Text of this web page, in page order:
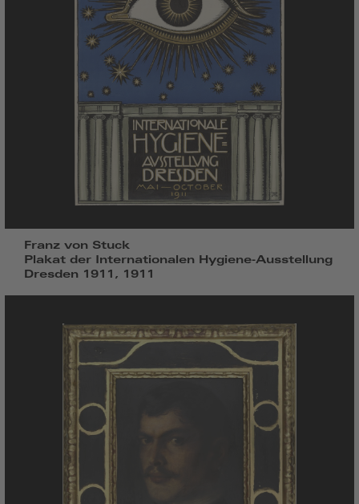
Franz von Stuck
Plakat der Internationalen Hygiene-Ausstellung
Dresden 1911, 1911